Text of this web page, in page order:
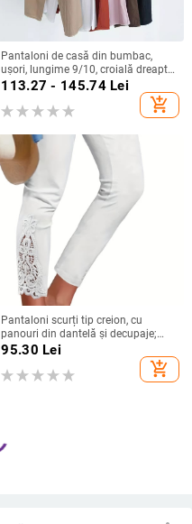
Pantaloni de casă din bumbac,
ușori, lungime 9/10, croială dreaptă,
95% bumbac
113.27 - 145.74Lei
add_shopping_cart
Pantaloni scurți tip creion, cu
panouri din dantelă și decupaje;
poliester; conținut principal al
țesăturii 90–95%; țesătură subțire;
elasticitate ridicată
95.30 Lei
add_shopping_cart